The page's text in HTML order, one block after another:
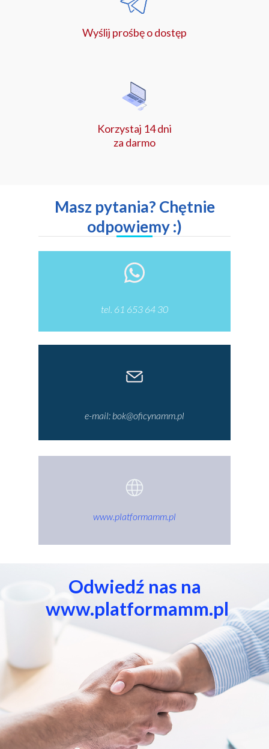
Wyślij prośbę o dostęp
Korzystaj 14 dni
za darmo
Masz pytania? Chętnie
odpowiemy :)
tel. 61 653 64 30
e-mail: bok@oficynamm.pl
www.platformamm.pl
Odwiedź nas na
www.platformamm.pl